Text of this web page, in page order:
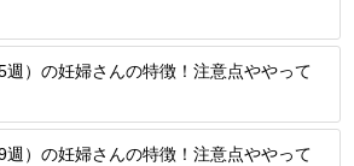
）の妊婦さんの特徴！注意点ややって
）の妊婦さんの特徴！注意点ややって